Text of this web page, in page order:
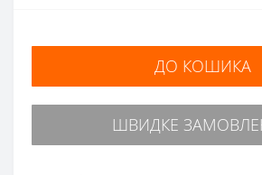
ДО КОШИКА
ШВИДКЕ